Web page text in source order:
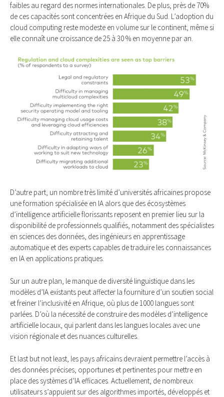
faibles au regard des normes internationales. De plus, près de 70%
de ces capacités sont concentrées en Afrique du Sud. L’adoption du
cloud computing reste modeste en volume sur le continent, même si
elle connaît une croissance de 25 à 30 % en moyenne par an.
D’autre part, un nombre très limité d’universités africaines propose
une formation spécialisée en IA alors que des écosystèmes
d’intelligence artificielle florissants reposent en premier lieu sur la
disponibilité de professionnels qualifiés, notamment des spécialistes
en sciences des données, des ingénieurs en apprentissage
automatique et des experts capables de traduire les connaissances
en IA en applications pratiques.
Sur un autre plan, le manque de diversité linguistique dans les
modèles d’IA existants peut affecter la fourniture d’un soutien social
et freiner l’inclusivité en Afrique, où plus de 1000 langues sont
parlées. D’où la nécessité de construire des modèles d’intelligence
artificielle locaux, qui parlent dans les langues locales avec une
vision régionale et des nuances culturelles.
Et last but not least, les pays africains devraient permettre l’accès à
des données précises, opportunes et pertinentes pour mettre en
place des systèmes d’IA efficaces. Actuellement, de nombreux
utilisateurs s’appuient sur des algorithmes importés, développés et